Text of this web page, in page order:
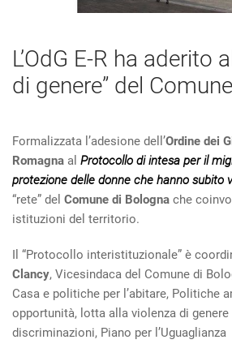
L’OdG E-R ha aderito
di genere” del
Formalizzata l’adesione dell’Ordine dei
Romagna al Protocollo di intesa per il
protezione delle donne che hanno subito
“rete” del Comune di Bologna che
istituzioni del territorio.
Il “Protocollo interistituzionale” è
Clancy, Vicesindaca del Comune di
Casa e politiche per l’abitare, Politiche
opportunità, lotta alla violenza di
discriminazioni, Piano per l’Uguaglianza